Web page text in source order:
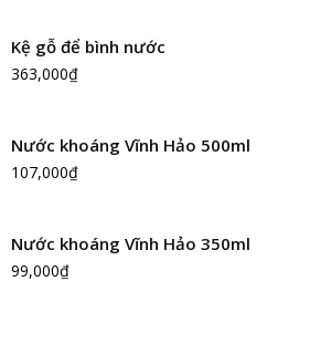
Kệ gỗ để bình nước
363,000₫
Nước khoáng Vĩnh Hảo 500ml
107,000₫
Nước khoáng Vĩnh Hảo 350ml
99,000₫